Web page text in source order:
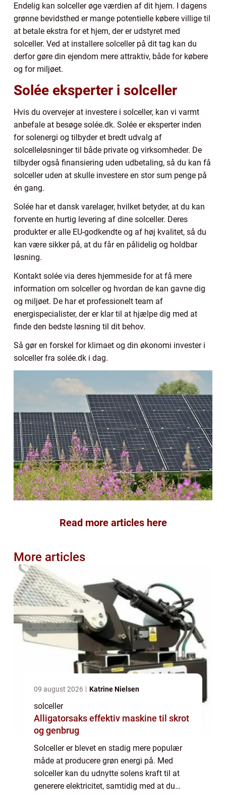
Endelig kan solceller øge værdien af dit hjem. I dagens
grønne bevidsthed er mange potentielle købere villige til
at betale ekstra for et hjem, der er udstyret med
solceller. Ved at installere solceller på dit tag kan du
derfor gøre din ejendom mere attraktiv, både for købere
og for miljøet.
Solée eksperter i solceller
Hvis du overvejer at investere i solceller, kan vi varmt
anbefale at besøge solée.dk. Solée er eksperter inden
for solenergi og tilbyder et bredt udvalg af
solcelleløsninger til både private og virksomheder. De
tilbyder også finansiering uden udbetaling, så du kan få
solceller uden at skulle investere en stor sum penge på
én gang.
Solée har et dansk varelager, hvilket betyder, at du kan
forvente en hurtig levering af dine solceller. Deres
produkter er alle EU-godkendte og af høj kvalitet, så du
kan være sikker på, at du får en pålidelig og holdbar
løsning.
Kontakt solée via deres hjemmeside for at få mere
information om solceller og hvordan de kan gavne dig
og miljøet. De har et professionelt team af
energispecialister, der er klar til at hjælpe dig med at
finde den bedste løsning til dit behov.
Så gør en forskel for klimaet og din økonomi invester i
solceller fra solée.dk i dag.
Read more articles here
More articles
09 august 2026 Katrine Nielsen
solceller
Alligatorsaks effektiv maskine til skrot
og genbrug
Solceller er blevet en stadig mere populær
måde at producere grøn energi på. Med
solceller kan du udnytte solens kraft til at
generere elektricitet, samtidig med at du